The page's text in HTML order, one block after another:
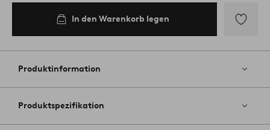
In den Warenkorb legen
Favoriten
Produktinformation
Produktspezifikation